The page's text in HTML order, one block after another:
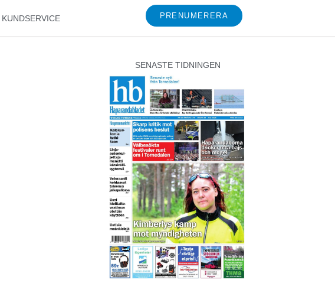
KUNDSERVICE PRENUMERERA
SENASTE TIDNINGEN